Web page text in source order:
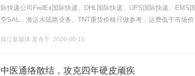
际快递公司FedEx国际快递、DHL国际快递、UPS国际快递、EMS
空SAL、海运水陆路业务。TNT重货价格只做参考，运费低于市场
靖江新媒体 发布于 2026-06-16
中医通络散结，攻克四年硬皮顽疾